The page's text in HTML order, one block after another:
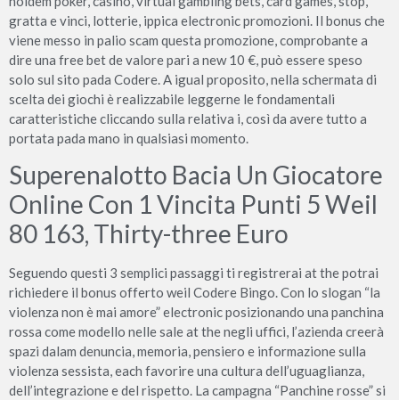
gratta e vinci, lotterie, ippica electronic promozioni. Il bonus che
viene messo in palio scam questa promozione, comprobante a
dire una free bet de valore pari a new 10 €, può essere speso
solo sul sito pada Codere. A igual proposito, nella schermata di
scelta dei giochi è realizzabile leggerne le fondamentali
caratteristiche cliccando sulla relativa i, così da avere tutto a
portata pada mano in qualsiasi momento.
Superenalotto Bacia Un Giocatore
Online Con 1 Vincita Punti 5 Weil
80 163, Thirty-three Euro
Seguendo questi 3 semplici passaggi ti registrerai at the potrai
richiedere il bonus offerto weil Codere Bingo. Con lo slogan “la
violenza non è mai amore” electronic posizionando una panchina
rossa come modello nelle sale at the negli uffici, l’azienda creerà
spazi dalam denuncia, memoria, pensiero e informazione sulla
violenza sessista, each favorire una cultura dell’uguaglianza,
dell’integrazione e del rispetto. La campagna “Panchine rosse” si